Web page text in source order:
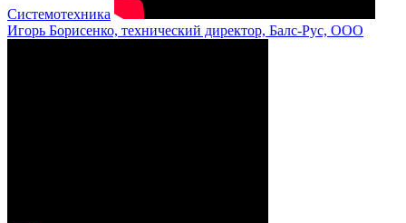
Системотехника
Игорь Борисенко, технический директор, Балс-Рус, ООО